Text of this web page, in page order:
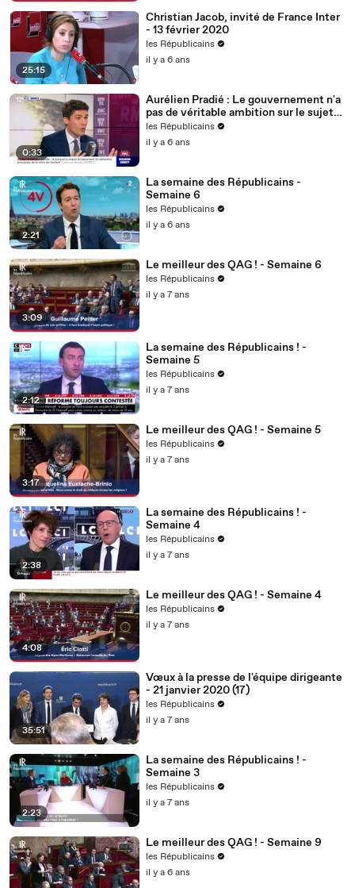
25:15
Christian Jacob, invité de France Inter
- 13 février 2020
les Républicains
il y a 6 ans
0:33
Aurélien Pradié : Le gouvernement n'a
pas de véritable ambition sur le sujet
du handicap.
les Républicains
il y a 6 ans
2:21
La semaine des Républicains -
Semaine 6
les Républicains
il y a 6 ans
3:09
Le meilleur des QAG ! - Semaine 6
les Républicains
il y a 7 ans
2:12
La semaine des Républicains ! -
Semaine 5
les Républicains
il y a 7 ans
3:17
Le meilleur des QAG ! - Semaine 5
les Républicains
il y a 7 ans
2:38
La semaine des Républicains ! -
Semaine 4
les Républicains
il y a 7 ans
4:08
Le meilleur des QAG ! - Semaine 4
les Républicains
il y a 7 ans
35:51
Vœux à la presse de l'équipe dirigeante
- 21 janvier 2020 (17)
les Républicains
il y a 7 ans
2:23
La semaine des Républicains ! -
Semaine 3
les Républicains
il y a 7 ans
Le meilleur des QAG ! - Semaine 9
les Républicains
il y a 6 ans